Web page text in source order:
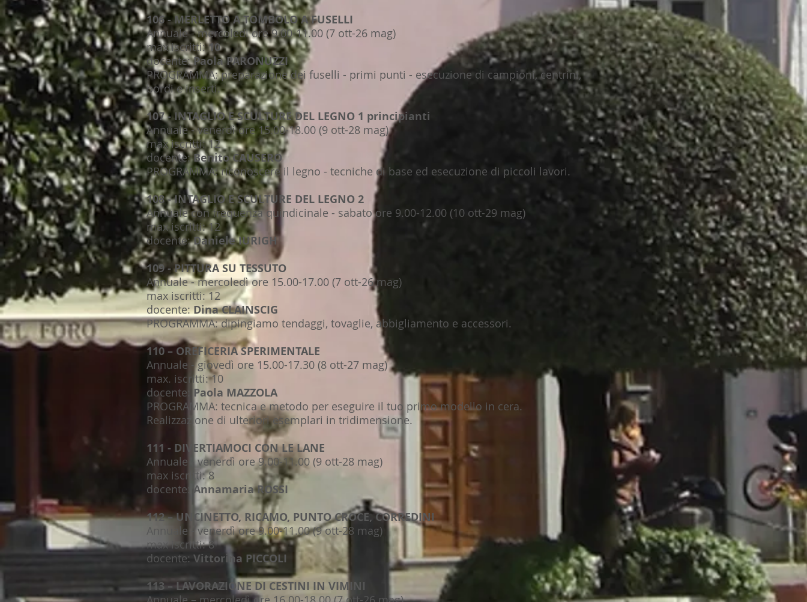
106 - MERLETTO A TOMBOLO A FUSELLI
Annuale - mercoledì ore 9.00-11.00 (7 ott-26 mag)
max iscritti:10
docente:Paola PARONUZZI
PROGRAMMA: preparazione dei fuselli - primi punti - esecuzione di campioni, centrini,
bordi e inserti.
107 - INTAGLIO E SCULTURE DEL LEGNO 1 principianti
Annuale - venerdì ore 15.00-18.00 (9 ott-28 mag)
max iscritti: 12
docente:Benito CAUSERO
PROGRAMMA: riconoscere il legno - tecniche di base ed esecuzione di piccoli lavori.
108 - INTAGLIO E SCULTURE DEL LEGNO 2
Annuale con frequenza quindicinale - sabato ore 9.00-12.00 (10 ott-29 mag)
max iscritti: 12
docente:Daniele IURIGH
109 - PITTURA SU TESSUTO
Annuale - mercoledì ore 15.00-17.00 (7 ott-26 mag)
max iscritti: 12
docente:Dina CLAINSCIG
PROGRAMMA: dipingiamo tendaggi, tovaglie, abbigliamento e accessori.
110 – OREFICERIA SPERIMENTALE
Annuale - giovedì ore 15.00-17.30 (8 ott-27 mag)
max. iscritti: 10
docente: Paola MAZZOLA
PROGRAMMA: tecnica e metodo per eseguire il tuo primo modello in cera.
Realizzazione di ulteriori esemplari in tridimensione.
111 - DIVERTIAMOCI CON LE LANE
Annuale - venerdì ore 9.00-11.00 (9 ott-28 mag)
max iscritti: 8
docente: Annamaria ROSSI
112 – UNCINETTO, RICAMO, PUNTO CROCE, CORREDINI
Annuale - venerdì ore 9.00-11.00 (9 ott-28 mag)
max iscritti: 8
docente: Vittorina PICCOLI
113 – LAVORAZIONE DI CESTINI IN VIMINI